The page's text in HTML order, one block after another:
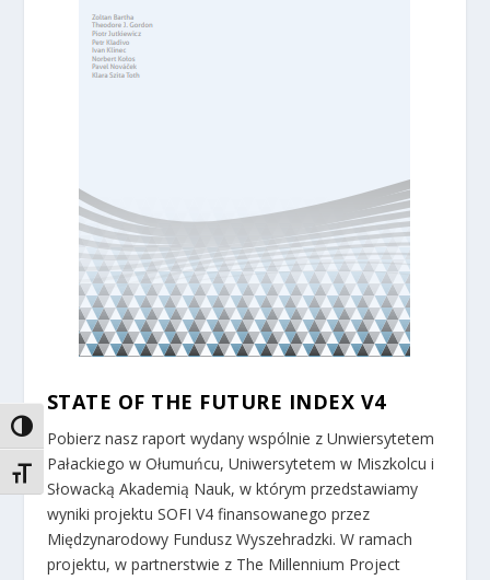
TOGGLE HIGH CONTRAST
TOGGLE FONT SIZE
STATE OF THE FUTURE INDEX V4
Pobierz nasz raport wydany wspólnie z Unwiersytetem
Pałackiego w Ołumuńcu, Uniwersytetem w Miszkolcu i
Słowacką Akademią Nauk, w którym przedstawiamy
wyniki projektu SOFI V4 finansowanego przez
Międzynarodowy Fundusz Wyszehradzki. W ramach
projektu, w partnerstwie z The Millennium Project